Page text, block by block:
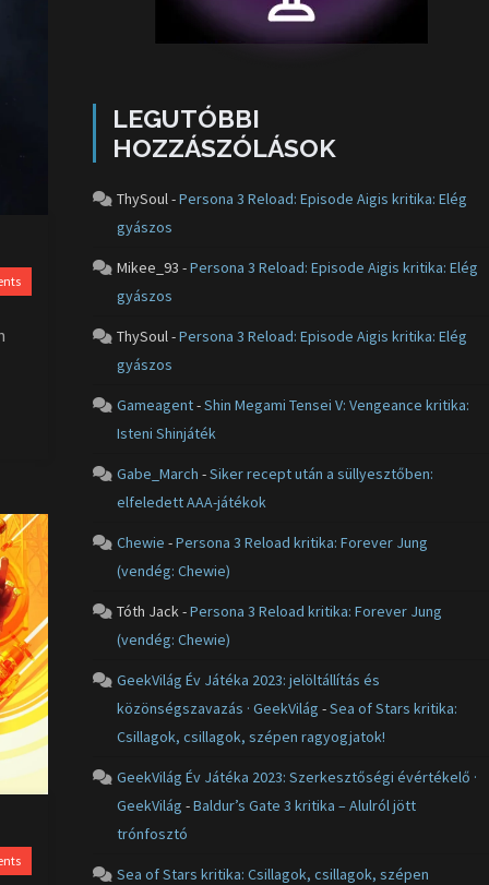
LEGUTÓBBI
HOZZÁSZÓLÁSOK
ThySoul-Persona 3 Reload: Episode Aigis kritika: Elég
gyászos
Mikee_93 -Persona 3 Reload: Episode Aigis kritika: Elég
gyászos
ThySoul-Persona 3 Reload: Episode Aigis kritika: Elég
gyászos
Gameagent-Shin Megami Tensei V: Vengeance kritika:
Isteni Shinjáték
Gabe_March -Siker recept után a süllyesztőben:
elfeledett AAA-játékok
Chewie -Persona 3 Reload kritika: Forever Jung
(vendég: Chewie)
Tóth Jack-Persona 3 Reload kritika: Forever Jung
(vendég: Chewie)
GeekVilág Év Játéka 2023: jelöltállítás és
közönségszavazás · GeekVilág -Sea of Stars kritika:
Csillagok, csillagok, szépen ragyogjatok!
GeekVilág Év Játéka 2023: Szerkesztőségi évértékelő ·
GeekVilág -Baldur’s Gate 3 kritika – Alulról jött
trónfosztó
Sea of Stars kritika: Csillagok, csillagok, szépen